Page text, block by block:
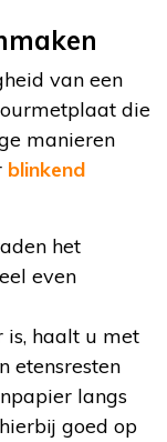
van een
die
manieren
blinkend
het
even
is, haalt u met
etensresten
langs
goed op